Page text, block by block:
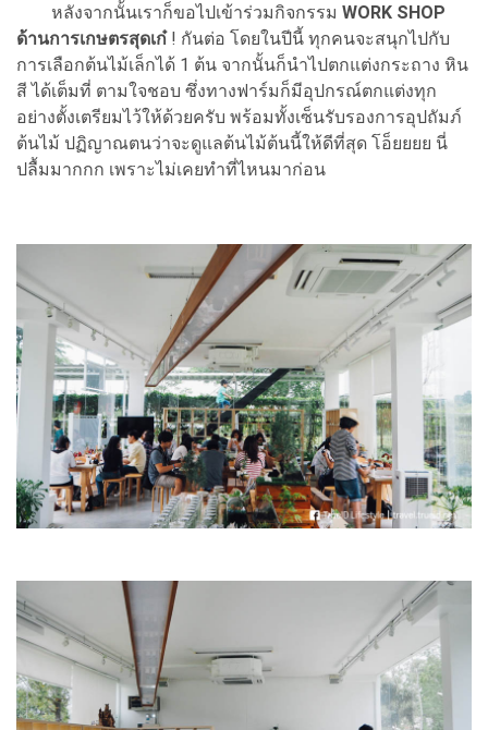
หลังจากนั้นเราก็ขอไปเข้าร่วมกิจกรรม WORK SHOP
ด้านการเกษตรสุดเก๋! กันต่อ โดยในปีนี้ ทุกคนจะสนุกไปกับ
การเลือกต้นไม้เล็กได้ 1 ต้น จากนั้นก็นำไปตกแต่งกระถาง หิน
สี ได้เต็มที่ ตามใจชอบ ซึ่งทางฟาร์มก็มีอุปกรณ์ตกแต่งทุก
อย่างตั้งเตรียมไว้ให้ด้วยครับ พร้อมทั้งเซ็นรับรองการอุปถัมภ์
ต้นไม้ ปฏิญาณตนว่าจะดูแลต้นไม้ต้นนี้ให้ดีที่สุด โอ็ยยยย นี่
ปลื้มมากกก เพราะไม่เคยทำที่ไหนมาก่อน